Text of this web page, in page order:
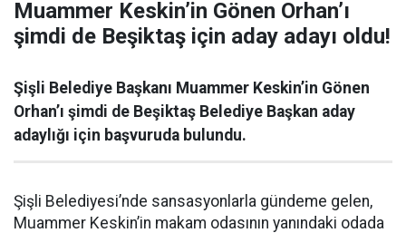
Muammer Keskin’in Gönen Orhan’ı
şimdi de Beşiktaş için aday adayı oldu!
Şişli Belediye Başkanı Muammer Keskin’in Gönen
Orhan’ı şimdi de Beşiktaş Belediye Başkan aday
adaylığı için başvuruda bulundu.
Şişli Belediyesi’nde sansasyonlarla gündeme gelen,
Muammer Keskin’in makam odasının yanındaki odada